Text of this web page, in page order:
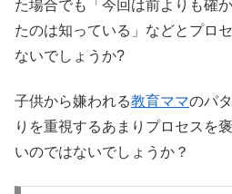
た場合でも「今回は前よりも確
たのは知っている」などとプロ
ないでしょうか?
子供から嫌われる教育ママのパ
りを重視するあまりプロセスを
いのではないでしょうか？